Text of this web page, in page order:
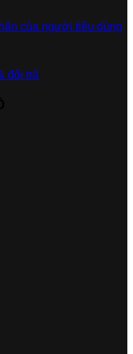
của người tiêu dùng
đổi trả